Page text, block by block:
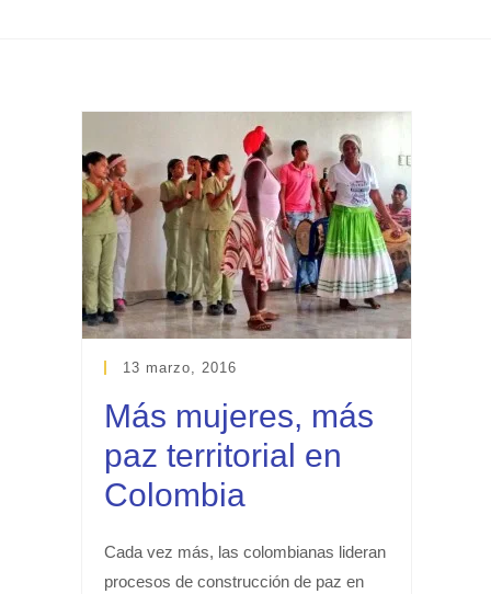
13 marzo, 2016
Más mujeres, más
paz territorial en
Colombia
Cada vez más, las colombianas lideran
procesos de construcción de paz en